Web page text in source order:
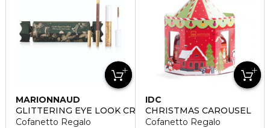
MARIONNAUD
GLITTERING EYE LOOK CRACKER
Cofanetto Regalo
IDC
CHRISTMAS CAROUSEL
Cofanetto Regalo